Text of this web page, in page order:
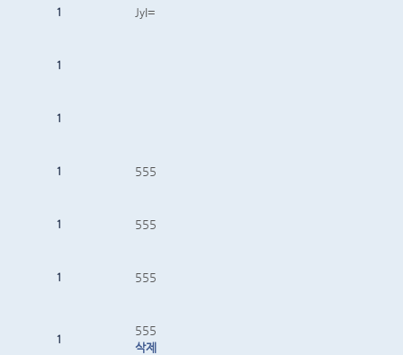
1 JyI=
1
1
1 555
1 555
1 555
1
555
삭제